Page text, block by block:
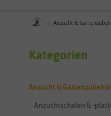
Anzucht &
Kategorien
Anzucht & Gartenzubehör
Anzuchtschalen & -